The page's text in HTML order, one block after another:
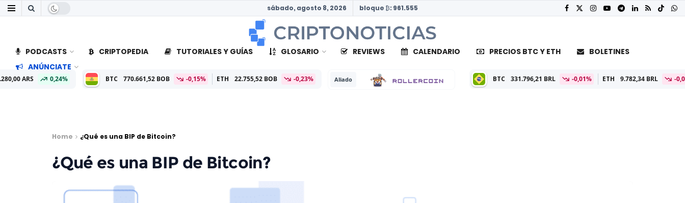
sábado, agosto 8, 2026 bloque ₿: 961.555
PODCASTS CRIPTOPEDIA TUTORIALES Y GUÍAS GLOSARIO REVIEWS CALENDARIO PRECIOS BTC Y ETH
BOLETINES
ANÚNCIATE
BTC 770.661,52 BOB -0,15% ETH 22.755,52 BOB -0,23% Aliado BTC 331.796,21 BRL -0,01% ETH 9.782,34 BRL -0,03% BTC
Home ¿Qué es una BIP de Bitcoin?
¿Qué es una BIP de Bitcoin?